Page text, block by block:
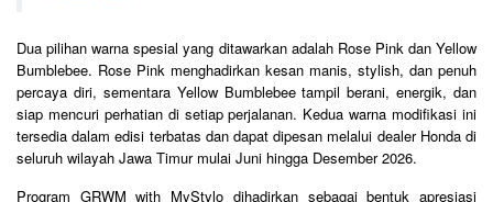
Dua pilihan warna spesial yang ditawarkan adalah Rose Pink dan Yellow
Bumblebee. Rose Pink menghadirkan kesan manis, stylish, dan penuh
percaya diri, sementara Yellow Bumblebee tampil berani, energik, dan
siap mencuri perhatian di setiap perjalanan. Kedua warna modifikasi ini
tersedia dalam edisi terbatas dan dapat dipesan melalui dealer Honda di
seluruh wilayah Jawa Timur mulai Juni hingga Desember 2026.
Program GRWM with MyStylo dihadirkan sebagai bentuk apresiasi